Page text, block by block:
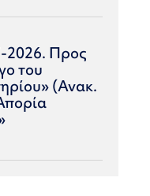
2026. Προς
του
(Ανακ.